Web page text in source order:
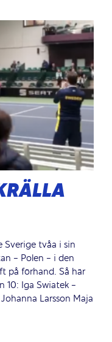
Sverige tvåa i sin
- Polen - i den
på förhand. Så här
10: Iga Swiatek -
Larsson Maja